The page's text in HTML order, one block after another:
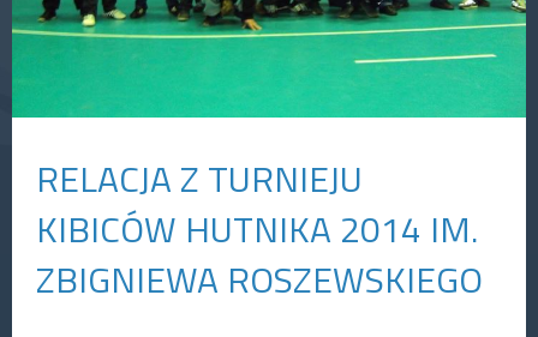
RELACJA Z TURNIEJU
KIBICÓW HUTNIKA 2014 IM.
ZBIGNIEWA ROSZEWSKIEGO